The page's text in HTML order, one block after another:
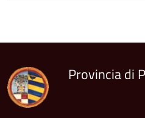
del
Provincia di